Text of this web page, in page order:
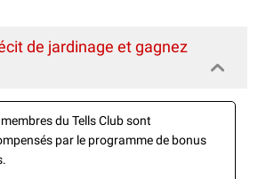
de jardinage et gagnez
du Tells Club sont
par le programme de bonus